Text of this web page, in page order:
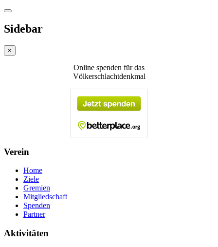
Sidebar
×
Online spenden für das
Völkerschlachtdenkmal
Verein
Home
Ziele
Gremien
Mitgliedschaft
Spenden
Partner
Aktivitäten